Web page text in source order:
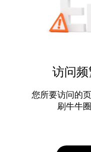
访问
您所要访问的
刷牛牛